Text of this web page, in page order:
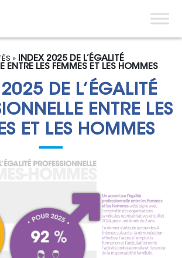
Menu
» INDEX 2025 DE L’ÉGALITÉ
ENTRE LES FEMMES ET LES HOMMES
DE L’ÉGALITÉ
ENTRE LES
ET LES HOMMES